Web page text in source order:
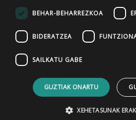
BEHAR-BEHARREZKOA
BIDERATZEA
SAILKATU GABE
GUZTIAK ONARTU
XEHETASUNAK